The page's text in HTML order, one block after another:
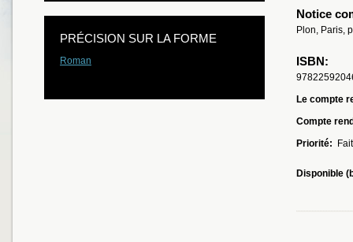
Notice
Plon, Paris,
ISBN:
Le compte
Compte
Priorité:
Fait
Disponible
PRÉCISION SUR LA FORME
Roman